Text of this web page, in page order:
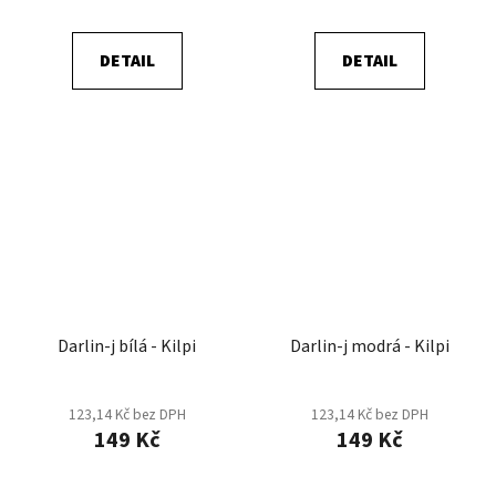
DETAIL DETAIL
Darlin-j bílá - Kilpi
123,14 Kč bez DPH
149 Kč
Darlin-j modrá - Kilpi
123,14 Kč bez DPH
149 Kč